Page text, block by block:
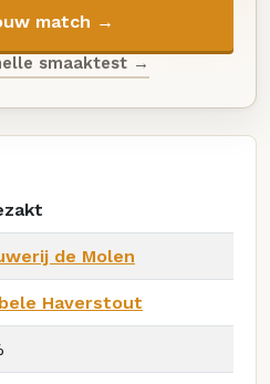
match →
smaaktest →
de Molen
Haverstout